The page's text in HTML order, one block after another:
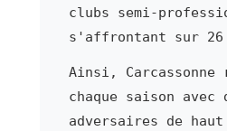
clubs semi-
s'affrontant sur 26
Ainsi,
chaque saison avec
adversaires de haut